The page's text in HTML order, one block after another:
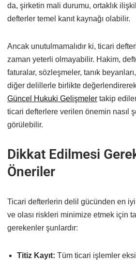
da, şirketin mali durumu, ortaklık
defterler temel kanıt kaynağı olabilir.
Ancak unutulmamalıdır ki, ticari
zaman yeterli olmayabilir. Hakim,
faturalar, sözleşmeler, tanık
diğer delillerle birlikte değerlendirerek
Güncel Hukuki Gelişmeler takip
ticari defterlere verilen önemin nasıl
görülebilir.
Dikkat Edilmesi
Öneriler
Ticari defterlerin delil gücünden en
ve olası riskleri minimize etmek için
gerekenler şunlardır:
Titiz Kayıt: Tüm ticari işlemler